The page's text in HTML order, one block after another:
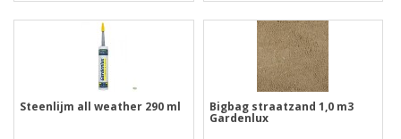
Steenlijm all weather 290 ml Bigbag straatzand 1,0 m3
Gardenlux